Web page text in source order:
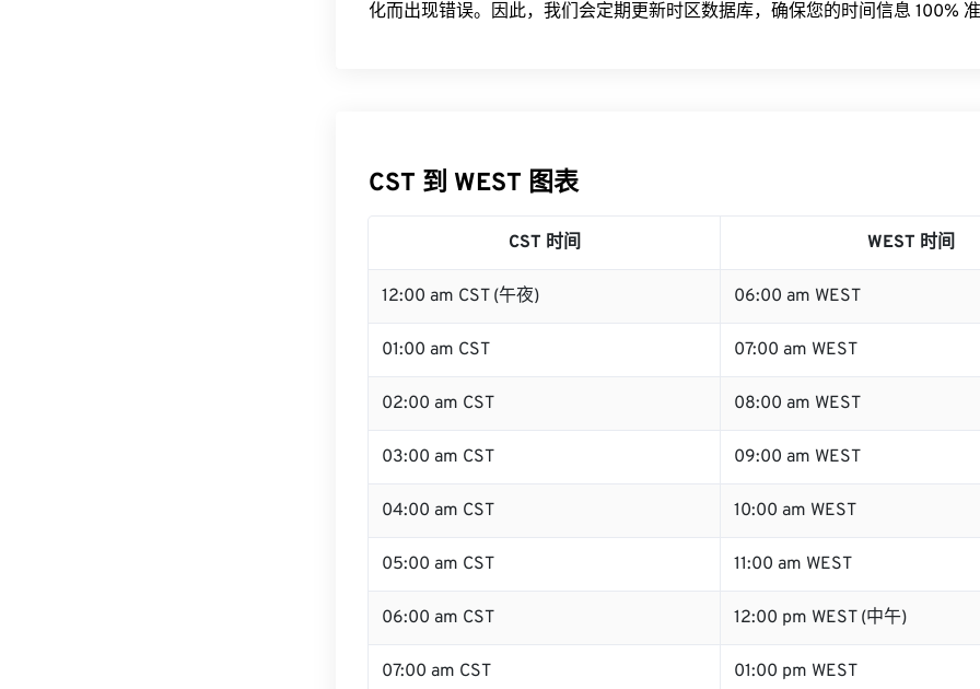
化而出现错误。因此，我们会定期更新时区数据库，确保您的时间信息 100%
CST 到 WEST 图表
CST 时间 WEST 时间
12:00 am CST (午夜) 06:00 am WEST
01:00 am CST 07:00 am WEST
02:00 am CST 08:00 am WEST
03:00 am CST 09:00 am WEST
04:00 am CST 10:00 am WEST
05:00 am CST 11:00 am WEST
06:00 am CST 12:00 pm WEST (中午)
07:00 am CST 01:00 pm WEST